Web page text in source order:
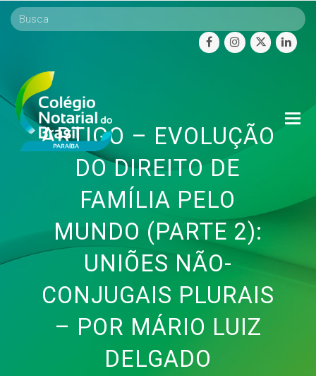
facebookinstagram
twitter
ARTIGO – EVOLUÇÃO
DO DIREITO DE
FAMÍLIA PELO
MUNDO (PARTE 2):
UNIÕES NÃO-
CONJUGAIS PLURAIS
– POR MÁRIO LUIZ
DELGADO